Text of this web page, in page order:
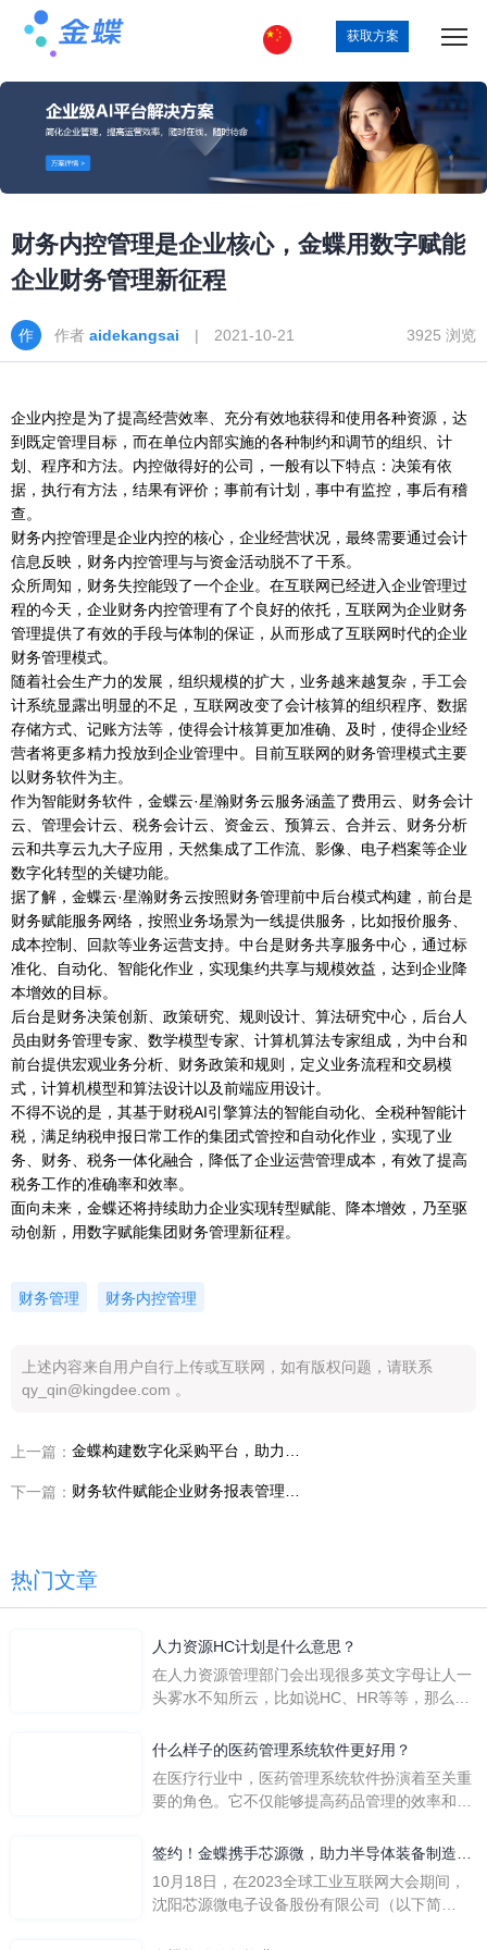
获取方案
财务内控管理是企业核心，金蝶用数字赋能
企业财务管理新征程
作者 aidekangsai | 2021-10-21 3925 浏览
企业内控是为了提高经营效率、充分有效地获得和使用各种资源，达
到既定管理目标，而在单位内部实施的各种制约和调节的组织、计
划、程序和方法。内控做得好的公司，一般有以下特点：决策有依
据，执行有方法，结果有评价；事前有计划，事中有监控，事后有稽
查。
财务内控管理是企业内控的核心，企业经营状况，最终需要通过会计
信息反映，财务内控管理与与资金活动脱不了干系。
众所周知，财务失控能毁了一个企业。在互联网已经进入企业管理过
程的今天，企业财务内控管理有了个良好的依托，互联网为企业财务
管理提供了有效的手段与体制的保证，从而形成了互联网时代的企业
财务管理模式。
随着社会生产力的发展，组织规模的扩大，业务越来越复杂，手工会
计系统显露出明显的不足，互联网改变了会计核算的组织程序、数据
存储方式、记账方法等，使得会计核算更加准确、及时，使得企业经
营者将更多精力投放到企业管理中。目前互联网的财务管理模式主要
以财务软件为主。
作为智能财务软件，金蝶云·星瀚财务云服务涵盖了费用云、财务会计
云、管理会计云、税务会计云、资金云、预算云、合并云、财务分析
云和共享云九大子应用，天然集成了工作流、影像、电子档案等企业
数字化转型的关键功能。
据了解，金蝶云·星瀚财务云按照财务管理前中后台模式构建，前台是
财务赋能服务网络，按照业务场景为一线提供服务，比如报价服务、
成本控制、回款等业务运营支持。中台是财务共享服务中心，通过标
准化、自动化、智能化作业，实现集约共享与规模效益，达到企业降
本增效的目标。
后台是财务决策创新、政策研究、规则设计、算法研究中心，后台人
员由财务管理专家、数学模型专家、计算机算法专家组成，为中台和
前台提供宏观业务分析、财务政策和规则，定义业务流程和交易模
式，计算机模型和算法设计以及前端应用设计。
不得不说的是，其基于财税AI引擎算法的智能自动化、全税种智能计
税，满足纳税申报日常工作的集团式管控和自动化作业，实现了业
务、财务、税务一体化融合，降低了企业运营管理成本，有效了提高
税务工作的准确率和效率。
面向未来，金蝶还将持续助力企业实现转型赋能、降本增效，乃至驱
动创新，用数字赋能集团财务管理新征程。
财务管理 财务内控管理
上述内容来自用户自行上传或互联网，如有版权问题，请联系
qy_qin@kingdee.com 。
上一篇：
下一篇：
热门文章
人力资源HC计划是什么意思？
在人力资源管理部门会出现很多英文字母让人一
头雾水不知所云，比如说HC、HR等等，那么它
么呢？
什么样子的医药管理系统软件更好用？
在医疗行业中，医药管理系统软件扮演着至关重
要的角色。它不仅能够提高药品管理的效率和准
一个好用的医药管理系统软件应具备以下特点。
地进行操作。 复杂的
签约！金蝶携手芯源微，助力半导体装备制造领
先企业迈向世界
10月18日，在2023全球工业互联网大会期间，
沈阳芯源微电子设备股份有限公司（以下简